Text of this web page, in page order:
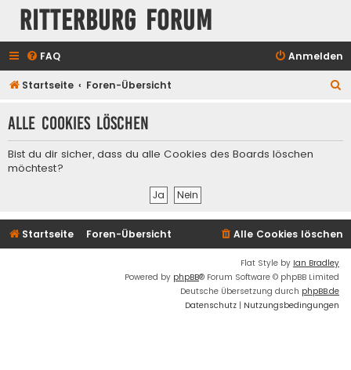
Ritterburg Forum
FAQ Anmelden
Startseite Foren-Übersicht
h
Alle Cookies löschen
Bist du dir sicher, dass du alle Cookies des Boards löschen
möchtest?
Startseite Foren-Übersicht Alle Cookies löschen
Flat Style by Ian Bradley
Powered by phpBB® Forum Software © phpBB Limited
Deutsche Übersetzung durch phpBB.de
Datenschutz | Nutzungsbedingungen